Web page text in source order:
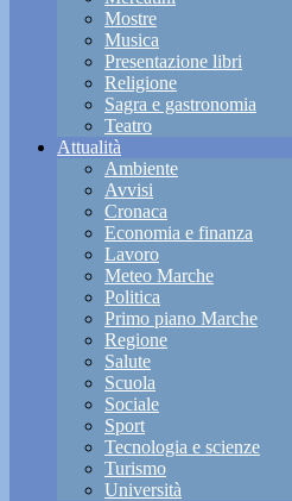
Mostre
Musica
Presentazione libri
Religione
Sagra e gastronomia
Teatro
Attualità
Ambiente
Avvisi
Cronaca
Economia e finanza
Lavoro
Meteo Marche
Politica
Primo piano Marche
Regione
Salute
Scuola
Sociale
Sport
Tecnologia e scienze
Turismo
Università